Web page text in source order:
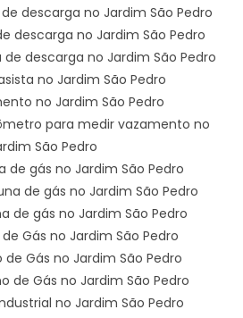
descarga no Jardim São Pedro
descarga no Jardim São Pedro
descarga no Jardim São Pedro
no Jardim São Pedro
no Jardim São Pedro
para medir vazamento no
São Pedro
de gás no Jardim São Pedro
de gás no Jardim São Pedro
de gás no Jardim São Pedro
Gás no Jardim São Pedro
Gás no Jardim São Pedro
de Gás no Jardim São Pedro
no Jardim São Pedro